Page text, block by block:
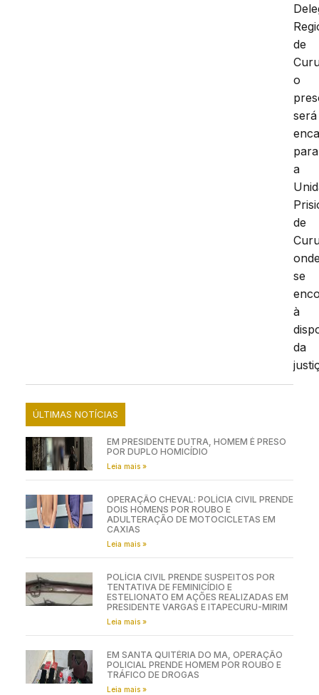
de
o
será
para
a
de
se
à
da
ÚLTIMAS NOTÍCIAS
EM PRESIDENTE DUTRA, HOMEM É PRESO
POR DUPLO HOMICÍDIO
Leia mais »
OPERAÇÃO CHEVAL: POLÍCIA CIVIL PRENDE
DOIS HOMENS POR ROUBO E
ADULTERAÇÃO DE MOTOCICLETAS EM
CAXIAS
Leia mais »
POLÍCIA CIVIL PRENDE SUSPEITOS POR
TENTATIVA DE FEMINICÍDIO E
ESTELIONATO EM AÇÕES REALIZADAS EM
PRESIDENTE VARGAS E ITAPECURU-MIRIM
Leia mais »
EM SANTA QUITÉRIA DO MA, OPERAÇÃO
POLICIAL PRENDE HOMEM POR ROUBO E
TRÁFICO DE DROGAS
Leia mais »